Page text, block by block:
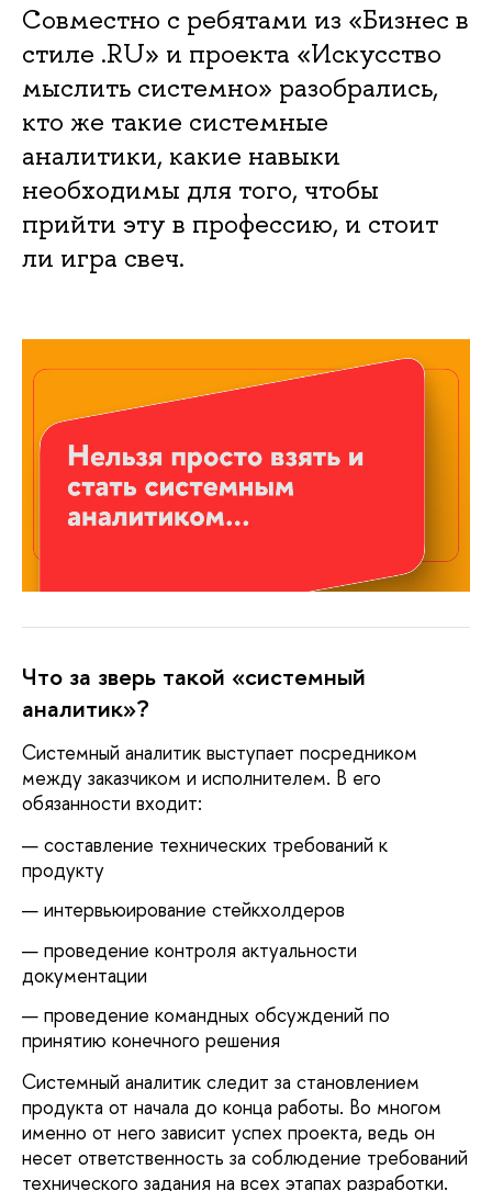
Совместно с ребятами из «Бизнес в
стиле .RU» и проекта «Искусство
мыслить системно» разобрались,
кто же такие системные
аналитики, какие навыки
необходимы для того, чтобы
прийти эту в профессию, и стоит
ли игра свеч.
Что за зверь такой «системный
аналитик»?
Системный аналитик выступает посредником
между заказчиком и исполнителем. В его
обязанности входит:
составление технических требований к
продукту
интервьюирование стейкхолдеров
проведение контроля актуальности
документации
проведение командных обсуждений по
принятию конечного решения
Системный аналитик следит за становлением
продукта от начала до конца работы. Во многом
именно от него зависит успех проекта, ведь он
несет ответственность за соблюдение требований
технического задания на всех этапах разработки.